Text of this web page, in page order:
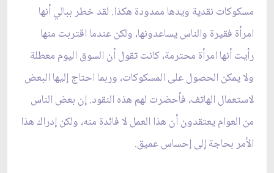
مسكوكات نقدية ويدها ممدودة هكذا. لقد خطر ببالي أنها
امرأة فقيرة والناس يساعدونها، ولكن عندما اقتربت منها
رأيت أنها امرأة محترمة، كانت تقول أن السوق اليوم معطلة
ولا يمكن الحصول على المسكوكات، وربما احتاج إليها البعض
لاستعمال الهاتف، فأحضرت لهم هذه النقود. إن بعض الناس
من العوام يعتقدون أن هذا العمل لا فائدة منه، ولكن إدراك هذا
الأمر بحاجة إلى إحساس عميق.